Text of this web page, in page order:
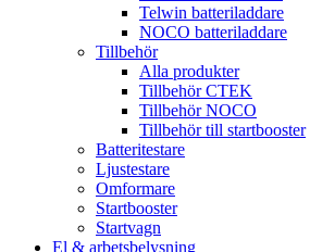
Telwin batteriladdare
NOCO batteriladdare
Tillbehör
Alla produkter
Tillbehör CTEK
Tillbehör NOCO
Tillbehör till startbooster
Batteritestare
Ljustestare
Omformare
Startbooster
Startvagn
El & arbetsbelysning